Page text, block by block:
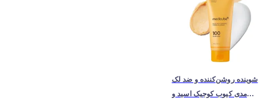
شوینده روشن‌کننده و ضد لک
مدی کیوب کوجیک اسید و